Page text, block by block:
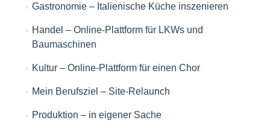
Gastronomie – Italienische Küche inszenieren
Handel – Online-Plattform für LKWs und
Baumaschinen
Kultur – Online-Plattform für einen Chor
Mein Berufsziel – Site-Relaunch
Produktion – in eigener Sache